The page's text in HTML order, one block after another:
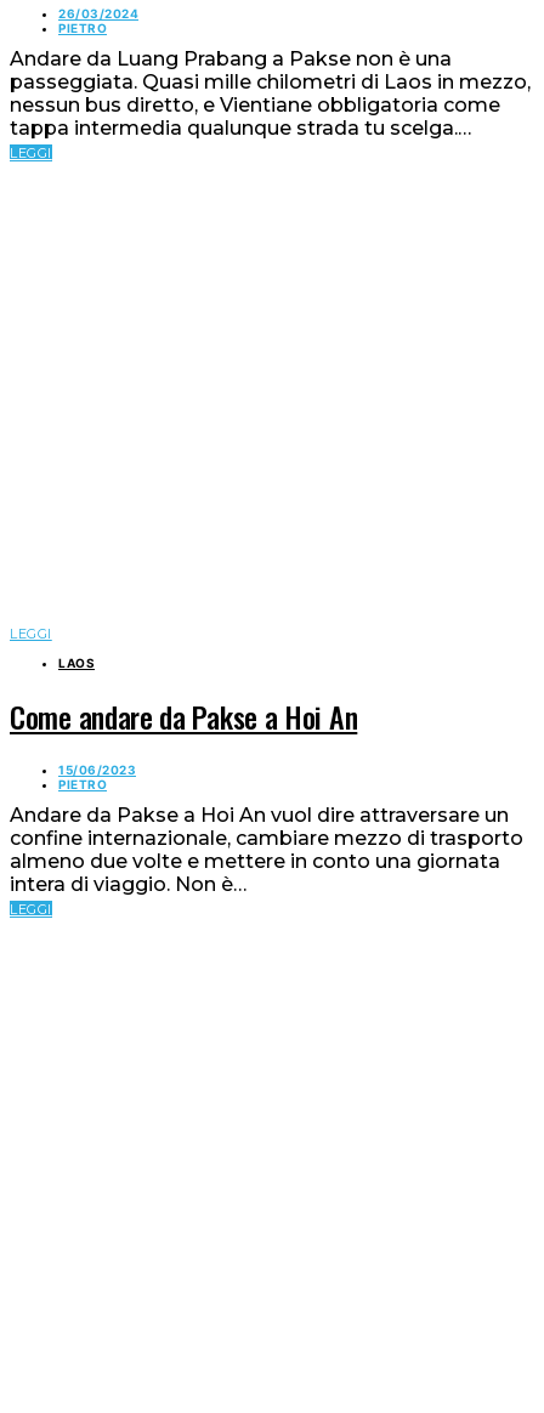
26/03/2024
PIETRO
Andare da Luang Prabang a Pakse non è una
passeggiata. Quasi mille chilometri di Laos in mezzo,
nessun bus diretto, e Vientiane obbligatoria come
tappa intermedia qualunque strada tu scelga.…
LEGGI
LEGGI
LAOS
Come andare da Pakse a Hoi An
15/06/2023
PIETRO
Andare da Pakse a Hoi An vuol dire attraversare un
confine internazionale, cambiare mezzo di trasporto
almeno due volte e mettere in conto una giornata
intera di viaggio. Non è…
LEGGI